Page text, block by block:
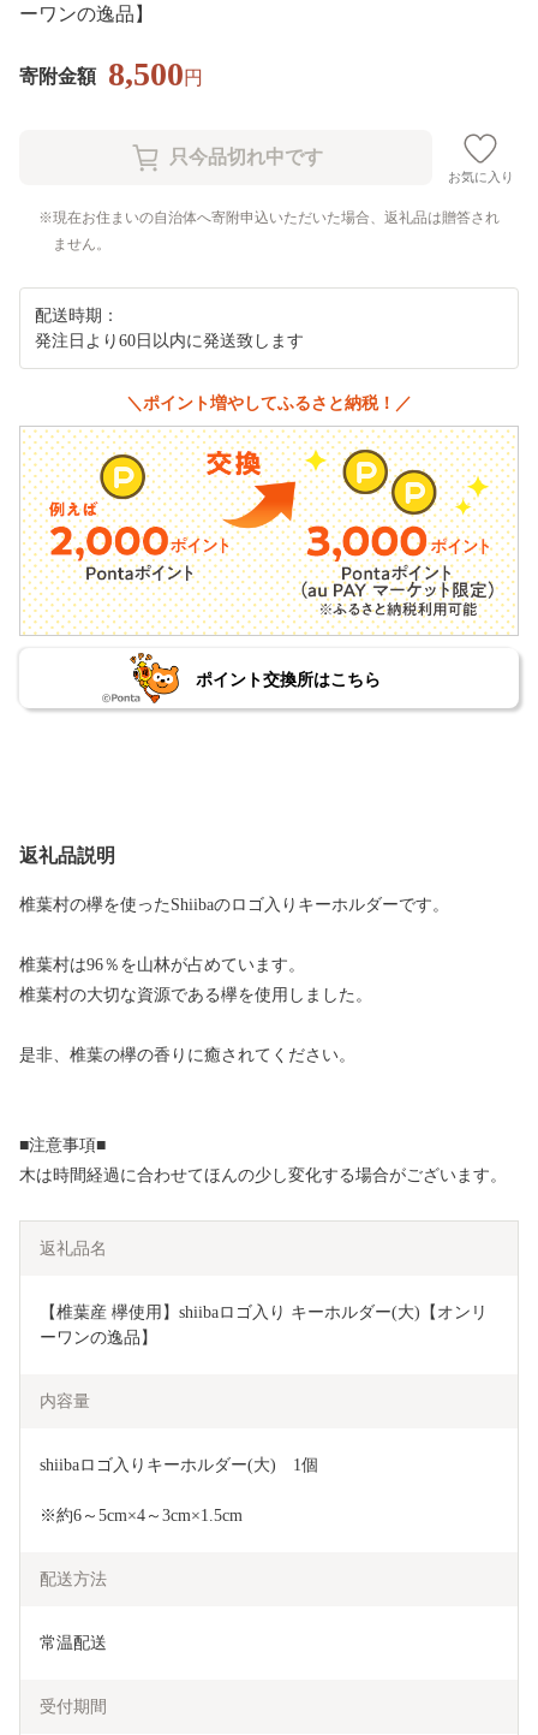
ーワンの逸品】
寄附金額 8,500円
お気に入り
現在お住まいの自治体へ寄附申込いただいた場合、返礼品は贈答され
ません。
配送時期：
発注日より60日以内に発送致します
＼ポイント増やしてふるさと納税！／
ポイント交換所はこちら
返礼品説明
椎葉村の欅を使ったShiibaのロゴ入りキーホルダーです。
椎葉村は96％を山林が占めています。
椎葉村の大切な資源である欅を使用しました。
是非、椎葉の欅の香りに癒されてください。
■注意事項■
木は時間経過に合わせてほんの少し変化する場合がございます。
返礼品名
【椎葉産 欅使用】shiibaロゴ入り キーホルダー(大)【オンリ
ーワンの逸品】
内容量
shiibaロゴ入りキーホルダー(大)　1個
※約6～5cm×4～3cm×1.5cm
配送方法
常温配送
受付期間